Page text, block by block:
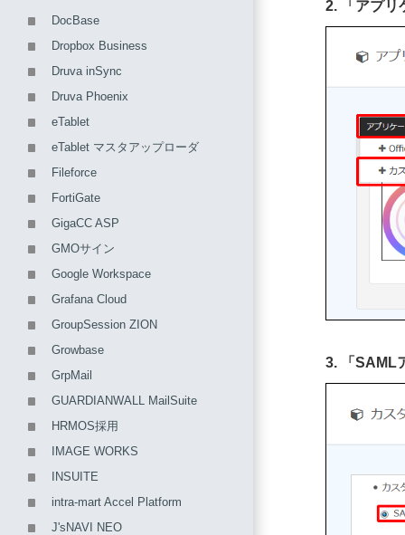
2. 「アプリ
3. 「SAML
DocBase
Dropbox Business
Druva inSync
Druva Phoenix
eTablet
eTablet マスタアップローダ
Fileforce
FortiGate
GigaCC ASP
GMOサイン
Google Workspace
Grafana Cloud
GroupSession ZION
Growbase
GrpMail
GUARDIANWALL MailSuite
HRMOS採用
IMAGE WORKS
INSUITE
intra-mart Accel Platform
J'sNAVI NEO